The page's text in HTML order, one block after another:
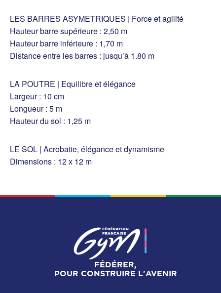
LES BARRES ASYMETRIQUES | Force et agilité
Hauteur barre supérieure : 2,50 m
Hauteur barre inférieure : 1,70 m
Distance entre les barres : jusqu’à 1.80 m
LA POUTRE | Equilibre et élégance
Largeur : 10 cm
Longueur : 5 m
Hauteur du sol : 1,25 m
LE SOL | Acrobatie, élégance et dynamisme
Dimensions : 12 x 12 m
FÉDÉRER,
POUR CONSTRUIRE L'AVENIR